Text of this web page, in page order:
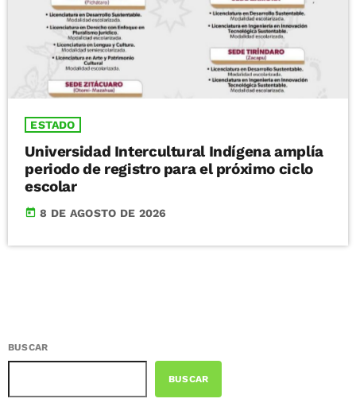
ESTADO
Universidad Intercultural Indígena amplía
periodo de registro para el próximo ciclo
escolar
today 8 DE AGOSTO DE 2026
BUSCAR
BUSCAR